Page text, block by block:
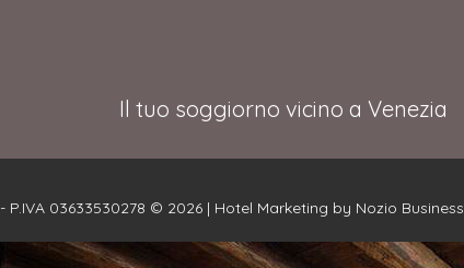
Il tuo soggiorno vicino a Venezia
- P.IVA 03633530278 © 2026 | Hotel Marketing by Nozio Business